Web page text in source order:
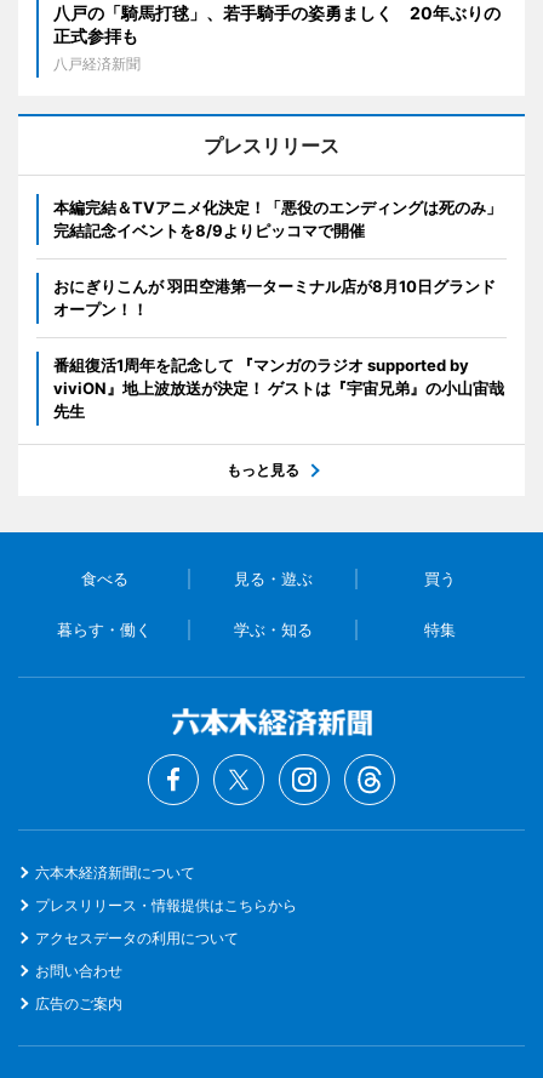
八戸の「騎馬打毬」、若手騎手の姿勇ましく 20年ぶりの
正式参拝も
八戸経済新聞
プレスリリース
本編完結＆TVアニメ化決定！「悪役のエンディングは死のみ」
完結記念イベントを8/9よりピッコマで開催
おにぎりこんが 羽田空港第一ターミナル店が8月10日グランド
オープン！！
番組復活1周年を記念して 『マンガのラジオ supported by
viviON』地上波放送が決定！ ゲストは『宇宙兄弟』の小山宙哉
先生
もっと見る
食べる 見る・遊ぶ 買う
暮らす・働く 学ぶ・知る 特集
六本木経済新聞について
プレスリリース・情報提供はこちらから
アクセスデータの利用について
お問い合わせ
広告のご案内